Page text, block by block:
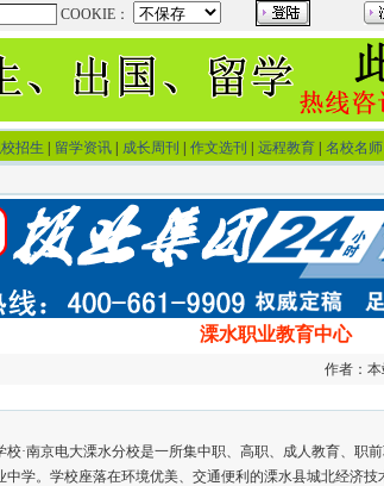
招生 留学资讯 成长周刊 作文选刊 远程教育 名校名师
溧水职业教育中心
作者：
·南京电大溧水分校是一所集中职、高职、成人教育、职
学。学校座落在环境优美、交通便利的溧水县城北经济技